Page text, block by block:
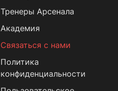
Тренеры Арсенала
Академия
Связаться с нами
Политика
конфиденциальности